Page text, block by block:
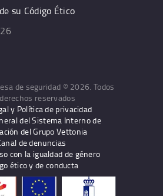
su Código Ético
de seguridad © 2026. Todos
reservados
y Política de privacidad
del Sistema Interno de
del Grupo Vettonia
de denuncias
con la igualdad de género
ético y de conducta